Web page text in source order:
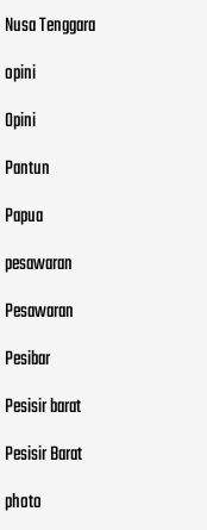
Nusa Tenggara
opini
Opini
Pantun
Papua
pesawaran
Pesawaran
Pesibar
Pesisir barat
Pesisir Barat
photo